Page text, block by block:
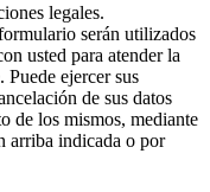
legales.
serán utilizados
usted para atender la
ejercer sus
de sus datos
de los mismos, mediante
arriba indicada o por